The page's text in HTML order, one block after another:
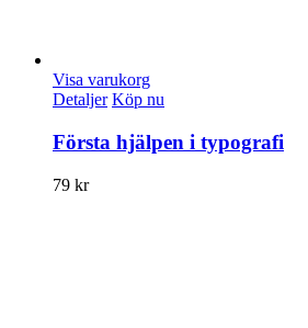
Visa varukorg
Detaljer Köp nu
Första hjälpen i typografi
79 kr